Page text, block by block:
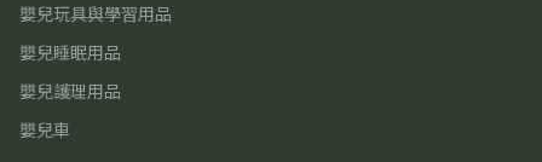
嬰兒玩具與學習用品
嬰兒睡眠用品
嬰兒護理用品
嬰兒車